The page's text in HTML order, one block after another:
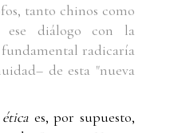
tanto chinos como
ese diálogo con la
radicaría
de esta "nueva
es, por supuesto,